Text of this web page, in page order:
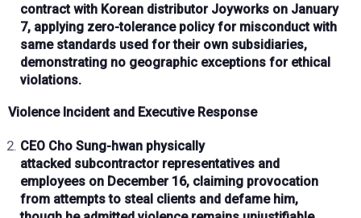
contract with Korean distributor Joyworks on January
7, applying zero-tolerance policyfor misconduct with
same standards used for their own subsidiaries,
demonstrating no geographic exceptions for ethical
violations.
Violence Incident and Executive Response
CEO Cho Sung-hwan physically
attacked subcontractor representatives and
employees on December 16, claiming provocation
from attempts to steal clients and defamehim,